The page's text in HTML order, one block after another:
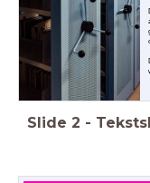
Slide 2 -